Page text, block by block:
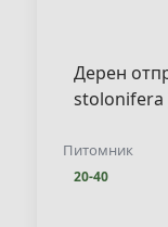
Дерен
Питомник
20-40